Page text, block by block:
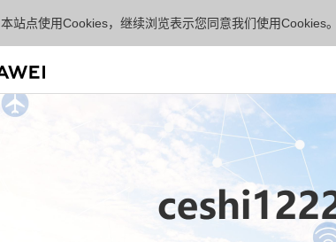
本站点使用Cookies，继续浏览表示您同意我们使用Cookies。